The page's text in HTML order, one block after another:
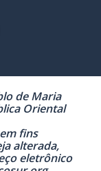
de Maria
Oriental
fins
alterada,
eletrônico